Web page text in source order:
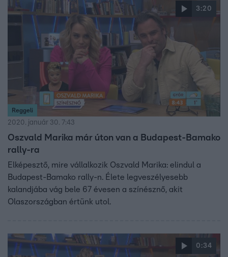
3:20
Reggeli
2020. január 30. 7:43
Oszvald Marika már úton van a Budapest-Bamako
rally-ra
Elképesztő, mire vállalkozik Oszvald Marika: elindul a
Budapest-Bamako rally-n. Élete legveszélyesebb
kalandjába vág bele 67 évesen a színésznő, akit
Olaszországban értünk utol.
0:34